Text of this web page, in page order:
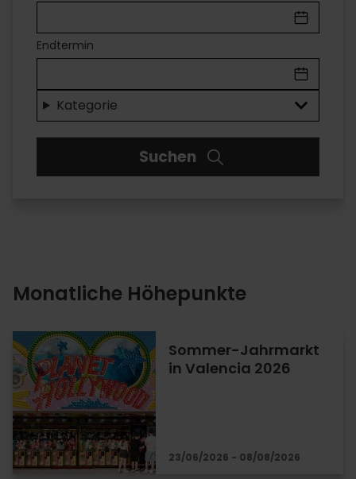
VALÈNCIA
Unterhaltung
für
jeden
Geschmack
Endtermin
Kategorie
Suchen
Monatliche Höhepunkte
Sommer-Jahrmarkt
in Valencia 2026
23/06/2026 - 08/08/2026